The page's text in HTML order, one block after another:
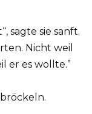
sagte sie sanft.
Nicht weil
er es wollte.”